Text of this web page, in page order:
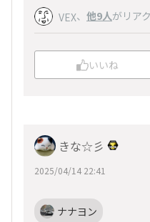
VEX、 他9人がリア
いいね
きな☆彡
2025/04/14 22:41
ナナヨン